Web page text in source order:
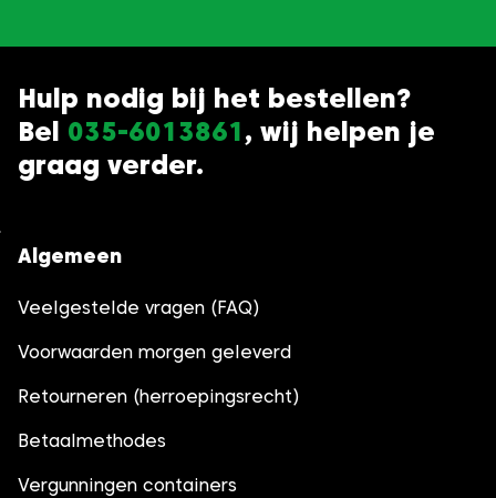
Hulp nodig bij het bestellen?
Bel 035-6013861, wij helpen je
graag verder.
Algemeen
Veelgestelde vragen (FAQ)
Voorwaarden morgen geleverd
Retourneren (herroepingsrecht)
Betaalmethodes
Vergunningen containers